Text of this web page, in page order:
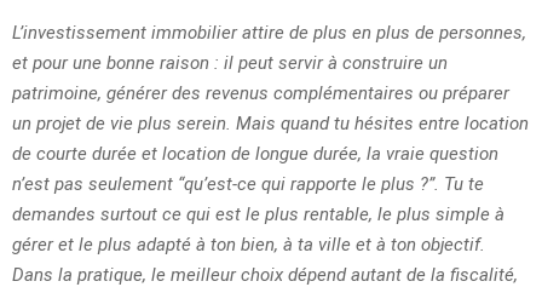
L’investissement immobilier attire de plus en plus de personnes,
et pour une bonne raison : il peut servir à construire un
patrimoine, générer des revenus complémentaires ou préparer
un projet de vie plus serein. Mais quand tu hésites entre location
de courte durée et location de longue durée, la vraie question
n’est pas seulement “qu’est-ce qui rapporte le plus ?”. Tu te
demandes surtout ce qui est le plus rentable, le plus simple à
gérer et le plus adapté à ton bien, à ta ville et à ton objectif.
Dans la pratique, le meilleur choix dépend autant de la fiscalité,